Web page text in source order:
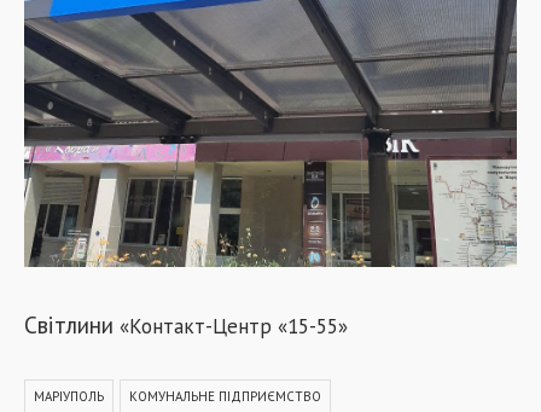
Світлини «Контакт-Центр «15-55»
МАРІУПОЛЬ КОМУНАЛЬНЕ ПІДПРИЄМСТВО